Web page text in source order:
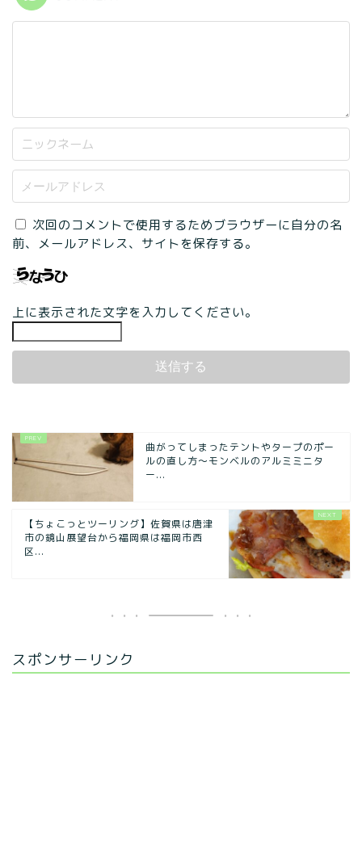
次回のコメントで使用するためブラウザーに自分の名
前、メールアドレス、サイトを保存する。
上に表示された文字を入力してください。
曲がってしまったテントやタープのポー
ルの直し方～モンベルのアルミミニタ
ー...
【ちょこっとツーリング】佐賀県は唐津
市の鏡山展望台から福岡県は福岡市西
区...
スポンサーリンク